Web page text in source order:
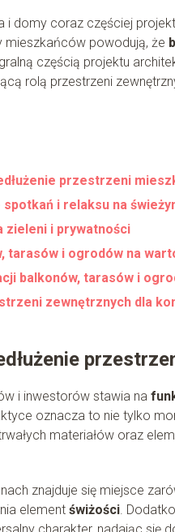
i domy coraz częściej
mieszkańców powodują, że
częścią projektu
rolą przestrzeni
przestrzeni
i relaksu na
zieleni i prywatności
tarasów i ogrodów na
balkonów, tarasów i
zewnętrznych dla
i inwestorów stawia na
oznacza to nie tylko
materiałów oraz
znajduje się miejsce
element świżości.